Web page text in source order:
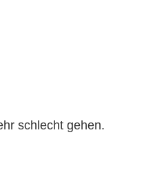
schlecht gehen.